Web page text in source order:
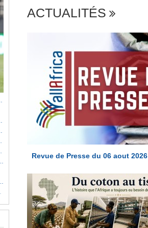
ACTUALITÉS
Revue de Presse du 06 aout 2026